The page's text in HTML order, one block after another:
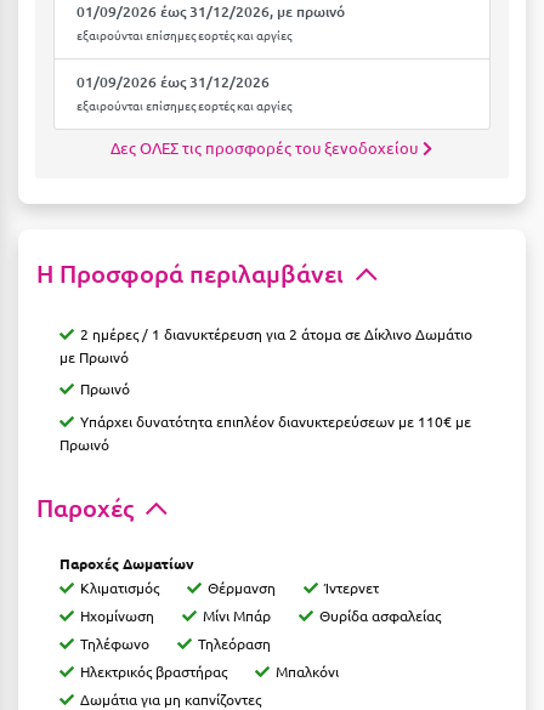
Ιωάννινα
Κάλαμος
Καλαμπάκα
Κάλυμνος
Καμένα Βούρλα
Καρδάμαινα
Καρδαμύλη
Κάρπαθος
Καρπενήσι
Κάρυστος
01/09/2026 έως 31/12/2026, με πρωινό
εξαιρούνται επίσημες εορτές και αργίες
01/09/2026 έως 31/12/2026
εξαιρούνται επίσημες εορτές και αργίες
Δες ΟΛΕΣ τις προσφορές του ξενοδοχείου
Η Προσφορά περιλαμβάνει
2 ημέρες / 1 διανυκτέρευση για 2 άτομα σε Δίκλινο Δωμάτιο
με Πρωινό
Πρωινό
Υπάρχει δυνατότητα επιπλέον διανυκτερεύσεων με 110€ με
Πρωινό
Παροχές
Παροχές Δωματίων
Κλιματισμός
Θέρμανση
Ίντερνετ
Ηχομίνωση
Μίνι Μπάρ
Θυρίδα ασφαλείας
Τηλέφωνο
Τηλεόραση
Ηλεκτρικός βραστήρας
Μπαλκόνι
Δωμάτια για μη καπνίζοντες